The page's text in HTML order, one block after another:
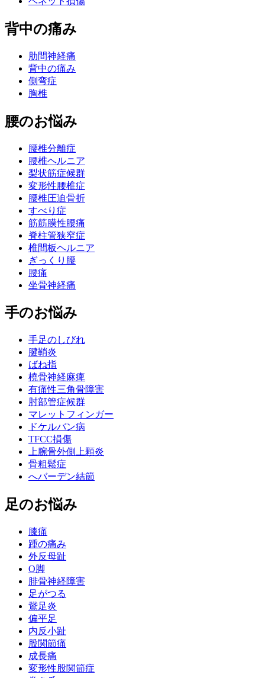
背中の痛み
肋間神経痛
背中の痛み
側弯症
胸椎
腰のお悩み
腰椎分離症
腰椎ヘルニア
梨状筋症候群
変形性腰椎症
腰椎圧迫骨折
すべり症
筋筋膜性腰痛
脊柱管狭窄症
椎間板ヘルニア
ぎっくり腰
腰痛
坐骨神経痛
手のお悩み
手足のしびれ
腱鞘炎
ばね指
橈骨神経麻痺
有痛性三角骨障害
肘部管症候群
マレットフィンガー
ドケルバン病
TFCC損傷
上腕骨外側上顆炎
骨粗鬆症
へバーデン結節
足のお悩み
膝痛
踵の痛み
外反母趾
О脚
腓骨神経障害
足がつる
鵞足炎
偏平足
内反小趾
股関節痛
成長痛
変形性股関節症